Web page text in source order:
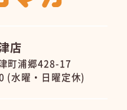
店
町浦郷428-17
(水曜・日曜定休)